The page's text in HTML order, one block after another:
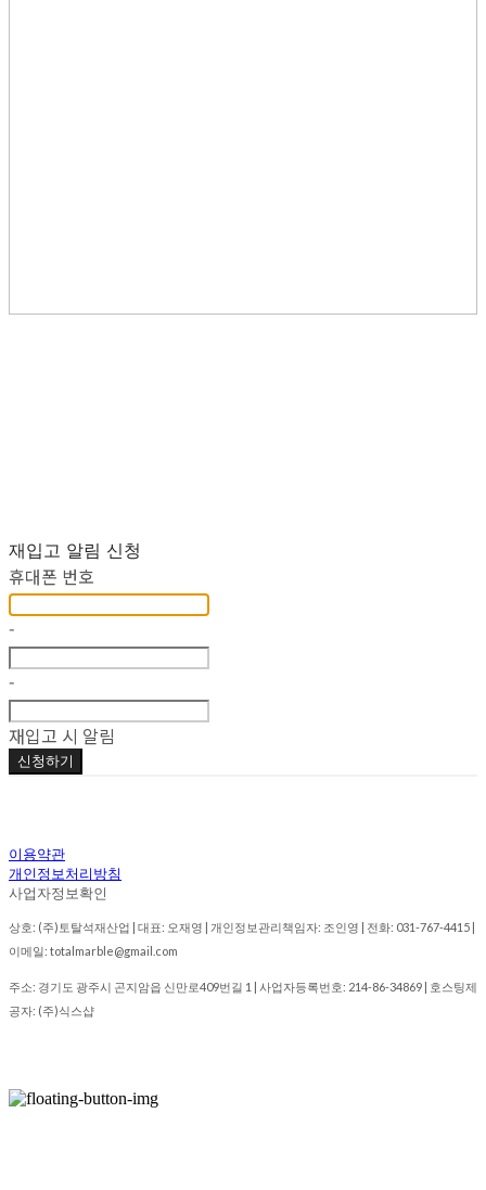
재입고 알림 신청
휴대폰 번호
-
-
재입고 시 알림
신청하기
이용약관
개인정보처리방침
사업자정보확인
상호: (주)토탈석재산업 | 대표: 오재영 | 개인정보관리책임자: 조인영 | 전화: 031-767-4415 |
이메일: totalmarble@gmail.com
주소: 경기도 광주시 곤지암읍 신만로409번길 1 | 사업자등록번호: 214-86-34869 | 호스팅제
공자: (주)식스샵